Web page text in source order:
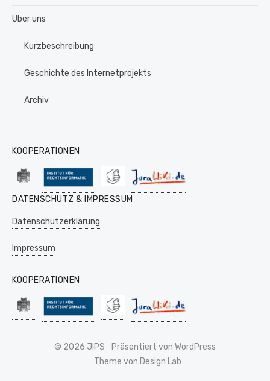
Über uns
Kurzbeschreibung
Geschichte des Internetprojekts
Archiv
KOOPERATIONEN
DATENSCHUTZ & IMPRESSUM
Datenschutzerklärung
Impressum
KOOPERATIONEN
© 2026 JIPS
Präsentiert von WordPress
Theme von Design Lab